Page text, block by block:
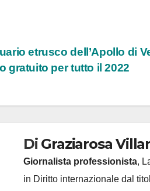
etrusco dell’Apollo di
gratuito per tutto il 2022
Di Graziarosa
Giornalista professionista,
in Diritto internazionale dal